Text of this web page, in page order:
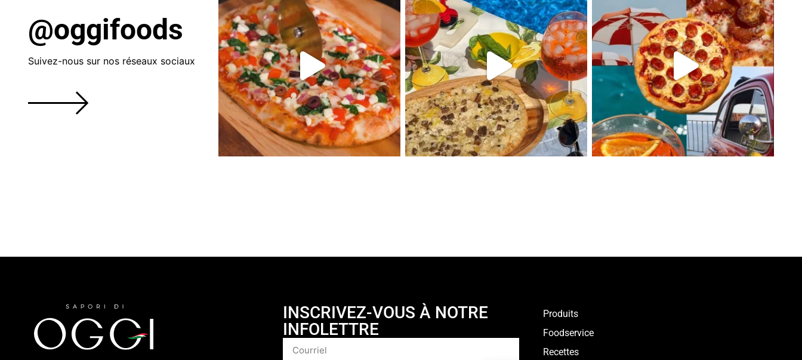
@oggifoods
Suivez-nous sur nos réseaux sociaux
INSCRIVEZ-VOUS À NOTRE
INFOLETTRE
Produits
Foodservice
Recettes​